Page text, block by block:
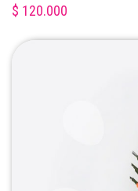
$ 120.000